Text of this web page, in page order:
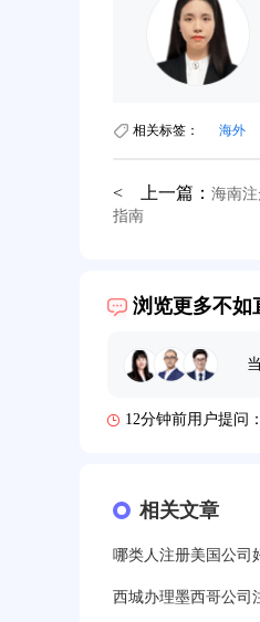
相关标签： 海外
< 上一篇： 海南
指南
浏览更多不如
8分钟前用户提问：
12分钟前用户提问：
19分钟前用户提问：
21分钟前用户提问
23分钟前用户提问
相关文章
哪类人注册美国公司
西城办理墨西哥公司